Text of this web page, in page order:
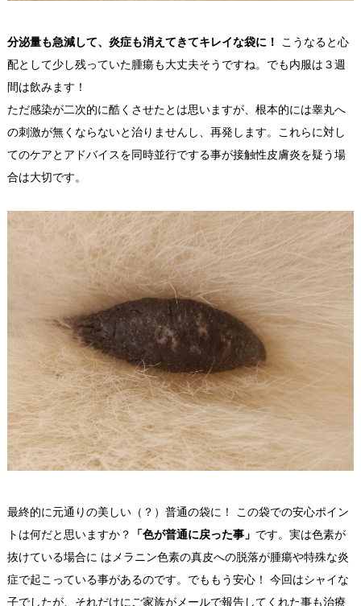
分泌量も急減して、炎症も消えてきてキレイな袋に！ こうなると心
配として少し残っていた腫瘍も大丈夫そうですね。でも内服は３週
間は飲みます！
ただ感染が二次的に酷くさせたとは思いますが、根本的には睾丸へ
の刺激が無くならないと治りませんし、再発します。これらに対し
てのケアとアドバイスを同時並行でする事が接触性皮膚炎を疑う場
合は大切です。
最終的に元通りの美しい（？）普通の袋に！ この袋での安心ポイン
トは何だと思いますか？
「色が普通に戻った事」 です。実は色素が
抜けている場合に はメラニン色素の真皮への脱落が腫瘍や特殊な炎
症で起こっている事があるのです。でももう安心！ 今回はシャイな
子でしたが、それだけにご家族がメールで報告してくれた事も治療